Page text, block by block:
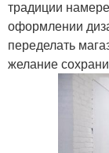
традиции
оформлении
переделать
желание